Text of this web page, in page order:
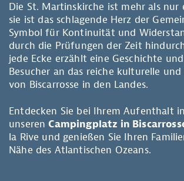
Die St. Martinskirche ist mehr als nur
sie ist das schlagende Herz der
Symbol für Kontinuität und
durch die Prüfungen der Zeit
jede Ecke erzählt eine Geschichte
Besucher an das reiche kulturelle und
von Biscarrosse in den Landes.
Entdecken Sie bei Ihrem Aufenthalt
unserenCampingplatz in
la Rive und genießen Sie Ihren
Nähe des Atlantischen Ozeans.